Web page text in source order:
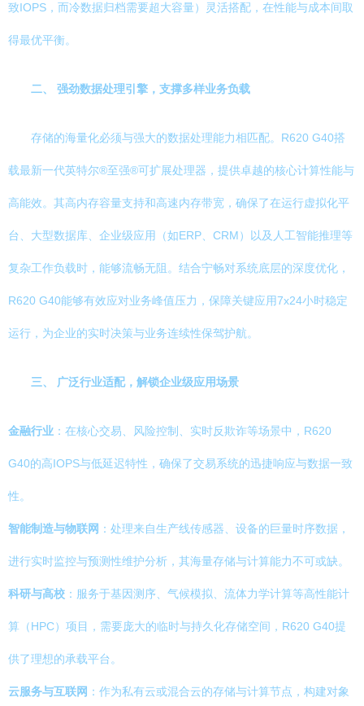
致IOPS，而冷数据归档需要超大容量）灵活搭配，在性能与成本间取
得最优平衡。
二、 强劲数据处理引擎，支撑多样业务负载
存储的海量化必须与强大的数据处理能力相匹配。R620 G40搭
载最新一代英特尔®至强®可扩展处理器，提供卓越的核心计算性能与
高能效。其高内存容量支持和高速内存带宽，确保了在运行虚拟化平
台、大型数据库、企业级应用（如ERP、CRM）以及人工智能推理等
复杂工作负载时，能够流畅无阻。结合宁畅对系统底层的深度优化，
R620 G40能够有效应对业务峰值压力，保障关键应用7x24小时稳定
运行，为企业的实时决策与业务连续性保驾护航。
三、 广泛行业适配，解锁企业级应用场景
金融行业 ：在核心交易、风险控制、实时反欺诈等场景中，R620
G40的高IOPS与低延迟特性，确保了交易系统的迅捷响应与数据一致
性。
智能制造与物联网 ：处理来自生产线传感器、设备的巨量时序数据，
进行实时监控与预测性维护分析，其海量存储与计算能力不可或缺。
科研与高校 ：服务于基因测序、气候模拟、流体力学计算等高性能计
算（HPC）项目，需要庞大的临时与持久化存储空间，R620 G40提
供了理想的承载平台。
云服务与互联网 ：作为私有云或混合云的存储与计算节点，构建对象